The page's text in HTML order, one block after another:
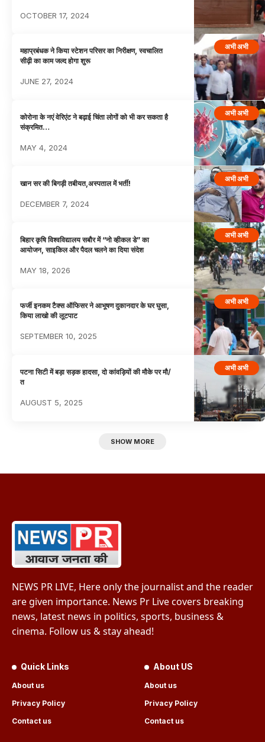
OCTOBER 17, 2024
अभी अभी
महाप्रबंधक ने किया स्टेशन परिसर का निरीक्षण, स्वचालित
सीढ़ी का काम जल्द होगा शुरू
JUNE 27, 2024
अभी अभी
कोरोना के नएं वेरिएंट ने बढ़ाई चिंता लोगों को भी कर सकता है
संक्रमित…
MAY 4, 2024
अभी अभी
खान सर की बिगड़ी तबीयत,अस्पताल में भर्ती!
DECEMBER 7, 2024
अभी अभी
बिहार कृषि विश्वविद्यालय सबौर में “नो व्हीकल डे” का
आयोजन, साइकिल और पैदल चलने का दिया संदेश
MAY 18, 2026
अभी अभी
फर्जी इनकम टैक्स ऑफिसर ने आभूषण दुकानदार के घर घुसा,
किया लाखो की लूटपाट
SEPTEMBER 10, 2025
अभी अभी
पटना सिटी में बड़ा सड़क हादसा, दो कांवड़ियों की मौके पर मौ/
त
AUGUST 5, 2025
SHOW MORE
NEWS PR LIVE, Here only the journalist and the reader
are given importance. News Pr Live covers breaking
news, latest news in politics, sports, business &
cinema. Follow us & stay ahead!
Quick Links
About us
Privacy Policy
Contact us
About US
About us
Privacy Policy
Contact us